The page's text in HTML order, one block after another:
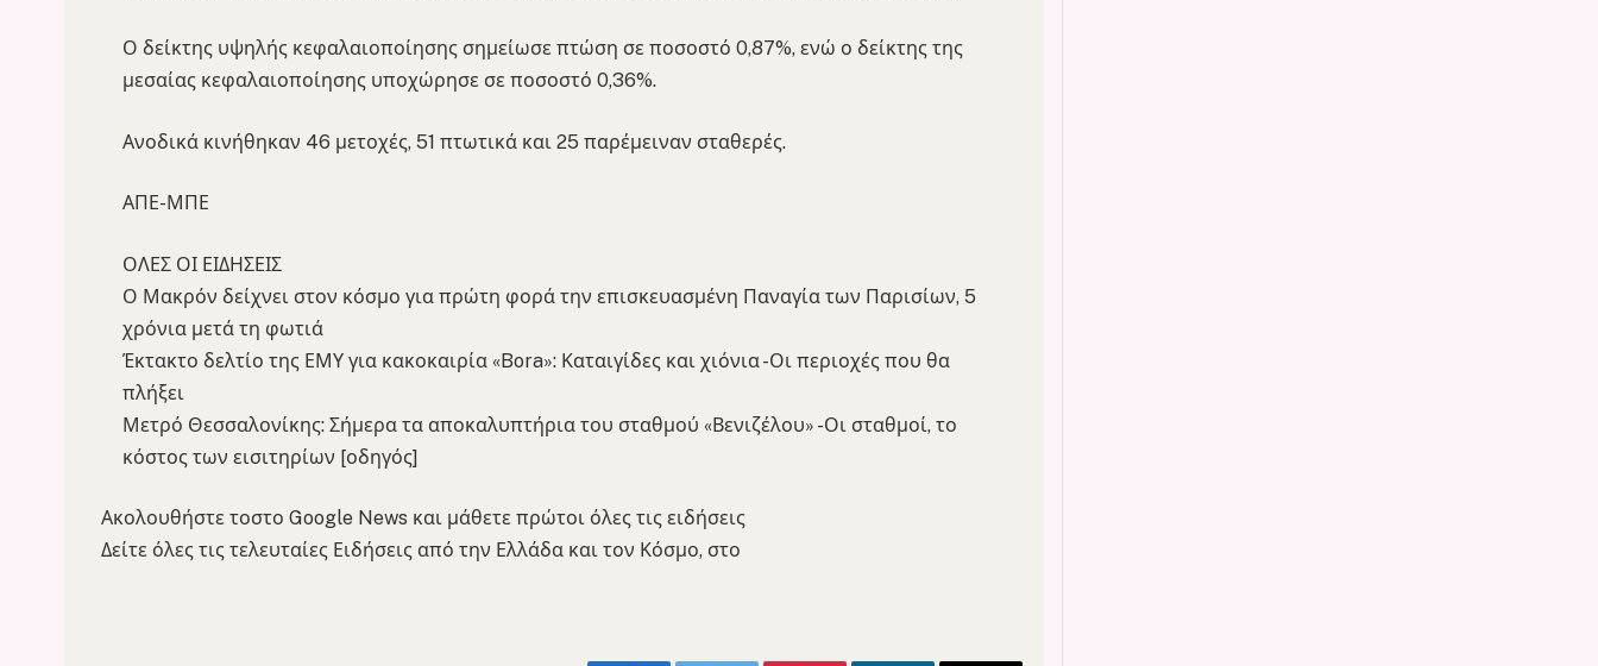
Ο δείκτης υψηλής κεφαλαιοποίησης σημείωσε πτώση σε ποσοστό 0,87%, ενώ ο δείκτης της
μεσαίας κεφαλαιοποίησης υποχώρησε σε ποσοστό 0,36%.
Ανοδικά κινήθηκαν 46 μετοχές, 51 πτωτικά και 25 παρέμειναν σταθερές.
ΑΠΕ-ΜΠΕ
ΟΛΕΣ ΟΙ ΕΙΔΗΣΕΙΣ
Ο Μακρόν δείχνει στον κόσμο για πρώτη φορά την επισκευασμένη Παναγία των Παρισίων, 5
χρόνια μετά τη φωτιά
Έκτακτο δελτίο της ΕΜΥ για κακοκαιρία «Bora»: Καταιγίδες και χιόνια -Οι περιοχές που θα
πλήξει
Μετρό Θεσσαλονίκης: Σήμερα τα αποκαλυπτήρια του σταθμού «Βενιζέλου» -Οι σταθμοί, το
κόστος των εισιτηρίων [οδηγός]
Ακολουθήστε τοστο Google News και μάθετε πρώτοι όλες τις ειδήσεις
Δείτε όλες τις τελευταίες Ειδήσεις από την Ελλάδα και τον Κόσμο, στο